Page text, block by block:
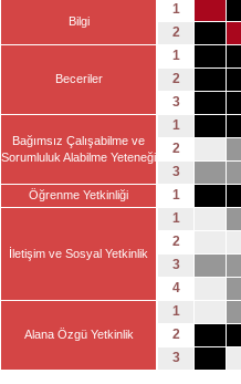
Bilgi
Beceriler
Bağımsız Çalışabilme ve
Sorumluluk Alabilme Yeteneği
Öğrenme Yetkinliği
İletişim ve Sosyal Yetkinlik
Alana Özgü Yetkinlik
1
2
1
2
3
1
2
3
1
1
2
3
4
1
2
3